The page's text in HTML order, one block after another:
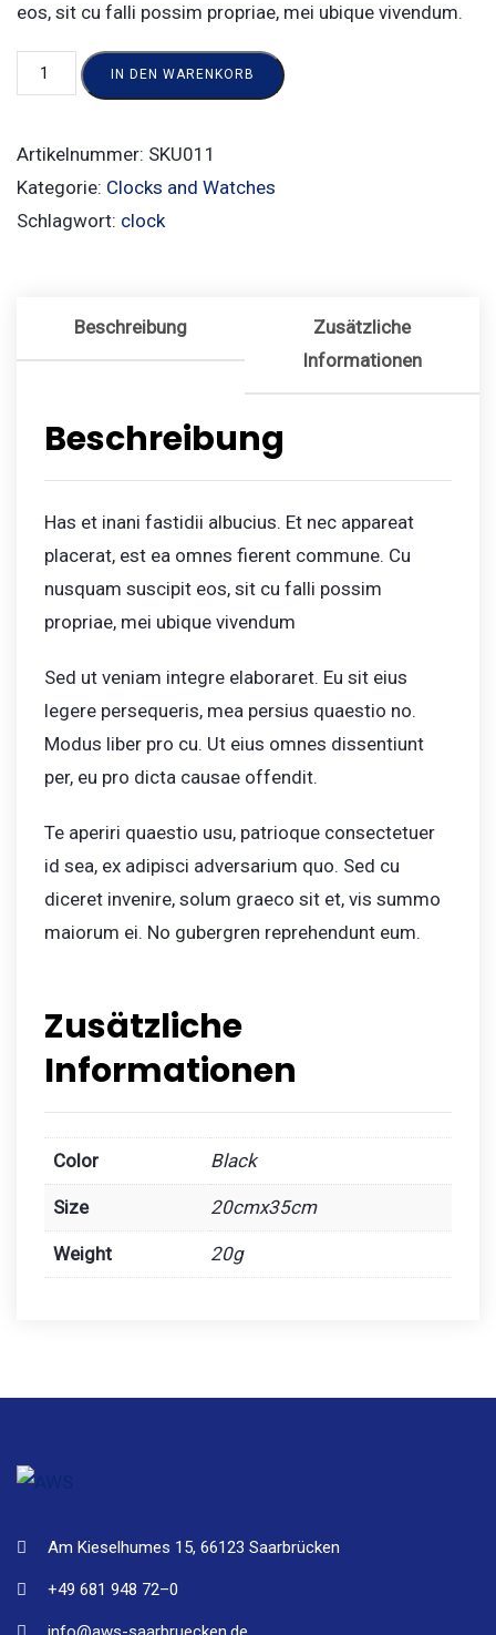
eos, sit cu falli possim propriae, mei ubique vivendum.
IN DEN WARENKORB
Artikelnummer: SKU011
Kategorie: Clocks and Watches
Schlagwort: clock
Beschreibung
Zusätzliche
Informationen
Beschreibung
Has et inani fastidii albucius. Et nec appareat
placerat, est ea omnes fierent commune. Cu
nusquam suscipit eos, sit cu falli possim
propriae, mei ubique vivendum
Sed ut veniam integre elaboraret. Eu sit eius
legere persequeris, mea persius quaestio no.
Modus liber pro cu. Ut eius omnes dissentiunt
per, eu pro dicta causae offendit.
Te aperiri quaestio usu, patrioque consectetuer
id sea, ex adipisci adversarium quo. Sed cu
diceret invenire, solum graeco sit et, vis summo
maiorum ei. No gubergren reprehendunt eum.
Zusätzliche
Informationen
Color Black
Size 20cmx35cm
Weight 20g
Am Kieselhumes 15, 66123 Saarbrücken
+49 681 948 72–0